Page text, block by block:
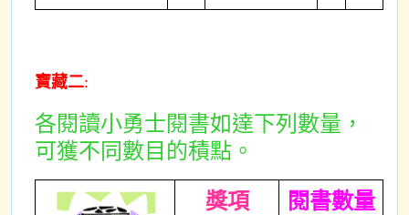
寶藏二:
各閱讀小勇士閱書如達下列數量，
可獲不同數目的積點。
獎項 閱書數量